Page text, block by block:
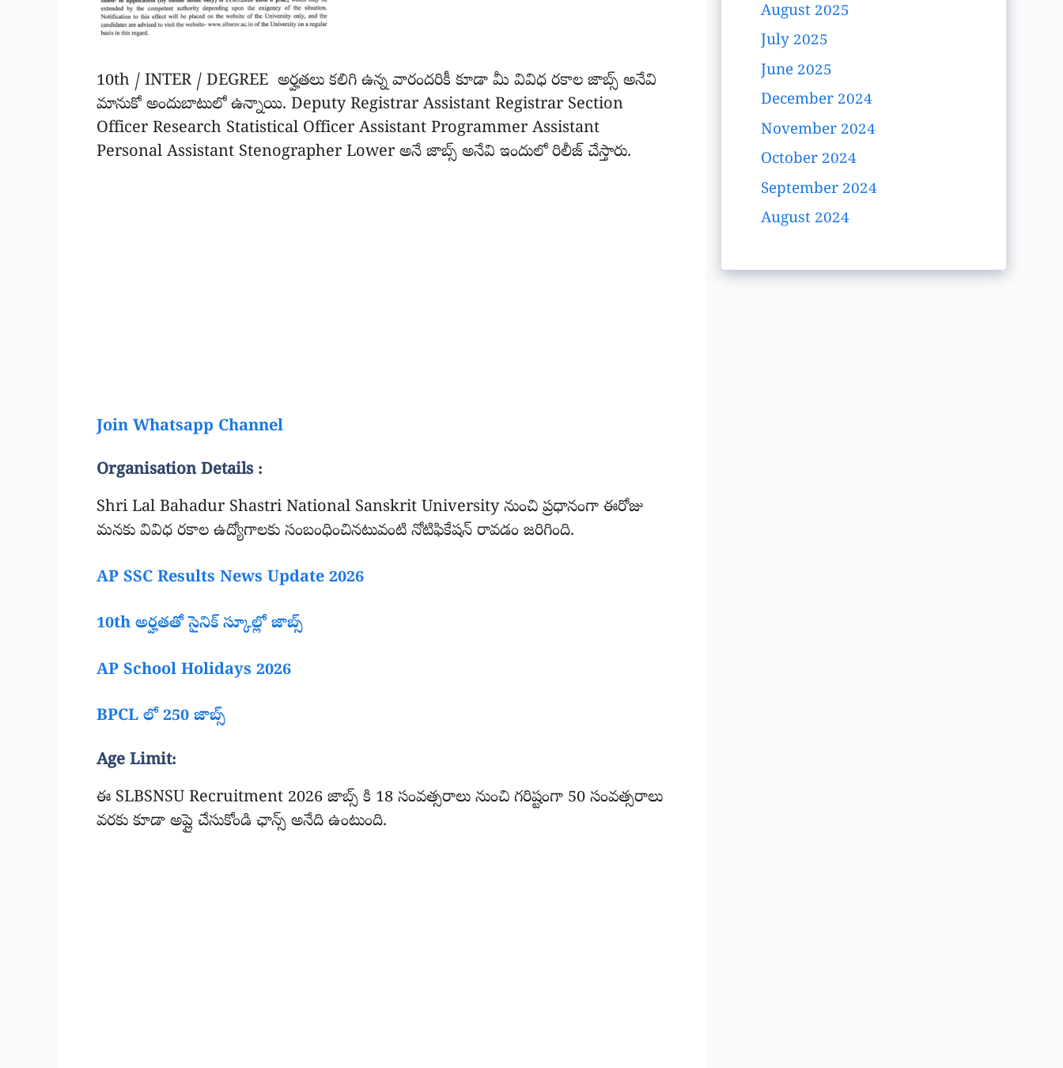
10th / INTER / DEGREE అర్హతలు కలిగి ఉన్న వారందరికీ కూడా మీ వివిధ రకాల జాబ్స్ అనేవి
మానుకో అందుబాటులో ఉన్నాయి. Deputy Registrar Assistant Registrar Section
Officer Research Statistical Officer Assistant Programmer Assistant
Personal Assistant Stenographer Lower అనే జాబ్స్ అనేవి ఇందులో రిలీజ్ చేస్తారు.
Join Whatsapp Channel
Organisation Details :
Shri Lal Bahadur Shastri National Sanskrit University నుంచి ప్రధానంగా ఈరోజు
మనకు వివిధ రకాల ఉద్యోగాలకు సంబంధించినటువంటి నోటిఫికేషన్ రావడం జరిగింది.
AP SSC Results News Update 2026
10th అర్హతతో సైనిక్ స్కూల్లో జాబ్స్
AP School Holidays 2026
BPCL లో 250 జాబ్స్
Age Limit:
ఈ SLBSNSU Recruitment 2026 జాబ్స్ కి 18 సంవత్సరాలు నుంచి గరిష్టంగా 50 సంవత్సరాలు
వరకు కూడా అప్లై చేసుకోండి ఛాన్స్ అనేది ఉంటుంది.
August 2025
July 2025
June 2025
December 2024
November 2024
October 2024
September 2024
August 2024